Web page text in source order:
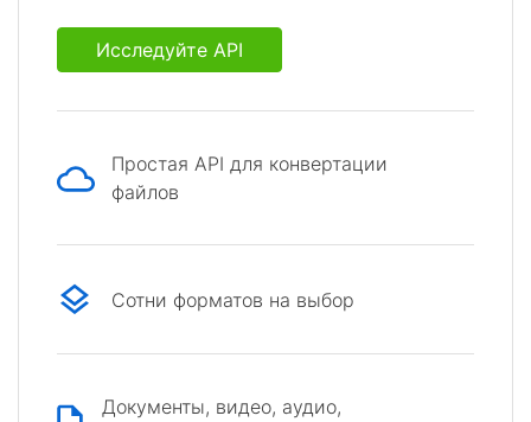
Исследуйте API
Простая API для конвертации
файлов
Сотни форматов на выбор
Документы, видео, аудио,